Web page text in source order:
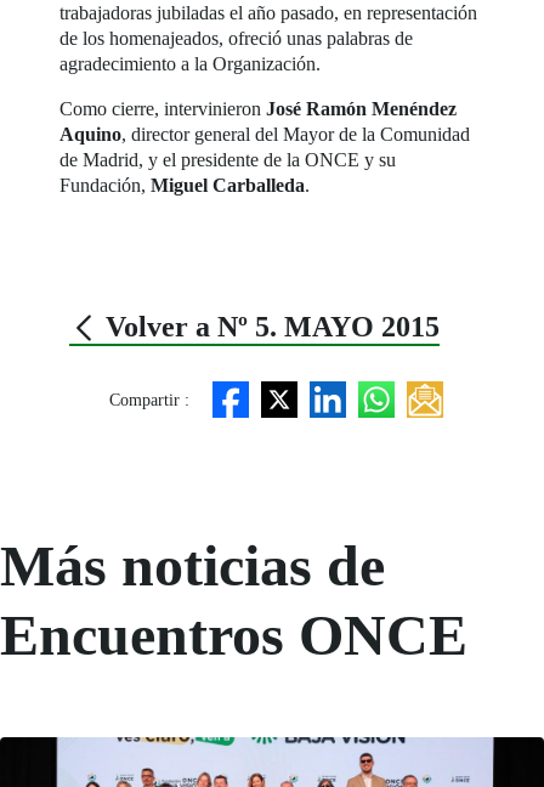
trabajadoras jubiladas el año pasado, en representación
de los homenajeados, ofreció unas palabras de
agradecimiento a la Organización.
Como cierre, intervinieronJosé Ramón Menéndez
Aquino, director general del Mayor de la Comunidad
de Madrid, y el presidente de la ONCE y su
Fundación,Miguel Carballeda.
Volver a Nº 5. MAYO 2015
Compartir :
Más noticias de
Encuentros ONCE